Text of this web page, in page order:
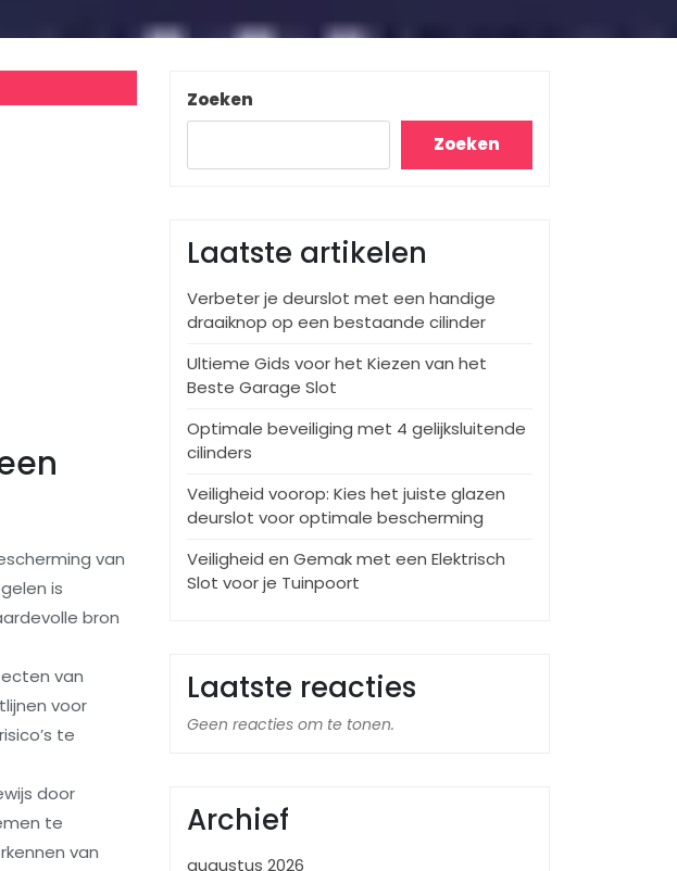
van
is
bron
van
voor
te
door
te
van
Zoeken
Zoeken
Laatste artikelen
Verbeter je deurslot met een handige
draaiknop op een bestaande cilinder
Ultieme Gids voor het Kiezen van het
Beste Garage Slot
Optimale beveiliging met 4 gelijksluitende
cilinders
Veiligheid voorop: Kies het juiste glazen
deurslot voor optimale bescherming
Veiligheid en Gemak met een Elektrisch
Slot voor je Tuinpoort
Laatste reacties
Geen reacties om te tonen.
Archief
augustus 2026